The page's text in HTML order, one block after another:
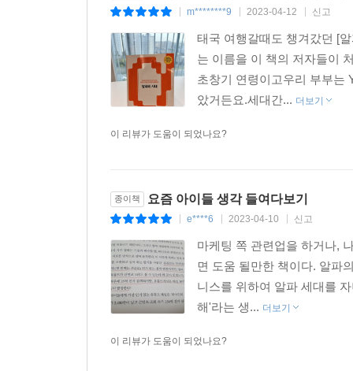
m********9 2023-04-12 신고
태국 여행갈때도 챙겨갔던 [
는 이름을 이 책의 저자들이
초창기 연령이고우리 부부는
았거든요.세대간... 더보기
이 리뷰가 도움이 되었나요?
종이책 요즘 아이들 생각 들여다보기
e****6 2023-04-10 신고
마케팅 쪽 관련업을 하거나,
면 도움 될만한 책이다. 알파
니스를 위하여 알파 세대를
해'라는 생... 더보기
이 리뷰가 도움이 되었나요?